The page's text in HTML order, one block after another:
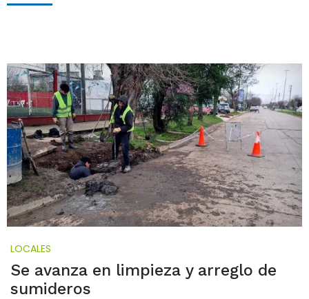
LOCALES
Se avanza en limpieza y arreglo de
sumideros